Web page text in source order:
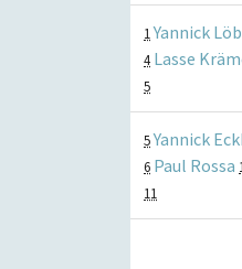
1 Yannick
4 Lasse
5
5Yannick
6 Paul Rossa
11